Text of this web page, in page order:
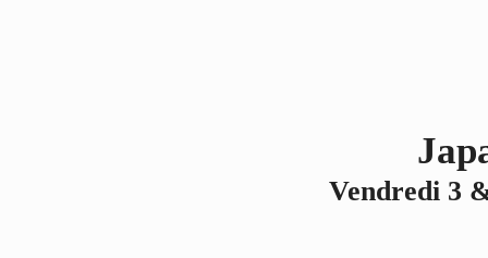
Vendredi 3